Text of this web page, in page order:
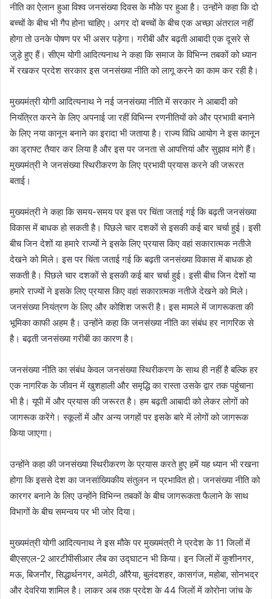
नीति का ऐलान हुआ विश्व जनसंख्या दिवस के मौके पर हुआ है। उन्होंने कहा कि दो
बच्चों के बीच भी गैप होना चाहिए। अगर दो बच्चों के बीच एक अच्छा अंतराल नहीं
होगा तो उनके पोषण पर भी असर पड़ेगा। गरीबी और बढ़ती आबादी एक दूसरे से
जुड़े हुए हैं। सीएम योगी आदित्यनाथ ने कहा कि समाज के विभिन्न तबकों को ध्यान
में रखकर प्रदेश सरकार इस जनसंख्या नीति को लागू करने का काम कर रही है।
मुख्यमंत्री योगी आदित्यनाथ ने नई जनसंख्या नीति में सरकार ने आबादी को
नियंत्रित करने के लिए अपनाई जा रहीं विभिन्न रणनीतियों को और प्रभावी बनाने
के लिए नया कानून बनाने का इरादा भी जताया है। राज्य विधि आयोग ने इस कानून
का ड्राफ्ट तैयार कर लिया है और इस पर जनता से आपत्तियां और सुझाव मांगे हैं।
मुख्यमंत्री ने जनसंख्या स्थिरीकरण के लिए प्रभावी प्रयास करने की जरूरत
बताई।
मुख्यमंत्री ने कहा कि समय-समय पर इस पर चिंता जताई गई कि बढ़ती जनसंख्या
विकास में बाधक हो सकती है। पिछले चार दशकों से इसकी कई बार चर्चा हुई। इसी
बीच जिन देशों या हमारे राज्यों ने इसके लिए प्रयास किए वहां सकारात्मक नतीजे
देखने को मिले। इस पर चिंता जताई गई कि बढ़ती जनसंख्या विकास में बाधक हो
सकती है। पिछले चार दशकों से इसकी कई बार चर्चा हुई। इसी बीच जिन देशों या
हमारे राज्यों ने इसके लिए प्रयास किए वहां सकारात्मक नतीजे देखने को मिले।
जनसंख्या नियंत्रण के लिए और कोशिश जरूरी है। इस मामले में जागरूकता की
भूमिका काफी अहम है। उन्होंने कहा कि जनसंख्या नीति का संबंध हर नागरिक से
है। बढ़ती जनसंख्या गरीबी का कारण है।
जनसंख्या नीति का संबंध केवल जनसंख्या स्थिरीकरण के साथ ही नहीं है बल्कि हर
एक नागरिक के ​जीवन में खुशहाली और समृद्धि का रास्ता उसके द्वार तक पहुंचाना
भी है। यूपी में और प्रयास की जरूरत है। हम बढ़ती आबादी को लेकर लोगों को
जागरूक करेंगे। स्कूलों में और अन्य जगहों पर इसके बारे में लोगों को जागरूक
किया जाएगा।
उन्होंने कहा की जनसंख्या स्थिरीकरण के प्रयास करते हुए हमें यह ध्यान भी रखना
होगा कि इससे देश का जनसांख्यिकीय संतुलन न प्रभावित हो। जनसंख्या नीति को
कारगर बनाने के लिए उन्होंने विभिन्न तबकों के बीच जागरूकता फैलाने के साथ
विभागों के बीच समन्वय पर भी जोर दिया।
मुख्यमंत्री योगी आदित्यनाथ ने इस मौके पर मुख्यमंत्री ने प्रदेश के 11 जिलों में
बीएसएल-2 आरटीपीसीआर लैब का उद्घाटन भी किया। इन जिलों में कुशीनगर,
मऊ, बिजनौर, सिद्धार्थनगर, अमेठी, औरैया, बुलंदशहर, कासगंज, महोबा, सोनभद्र
और देवरिया शामिल है। लाकर अब तक प्रदेश के 44 जिलों में कोरोना जांच के